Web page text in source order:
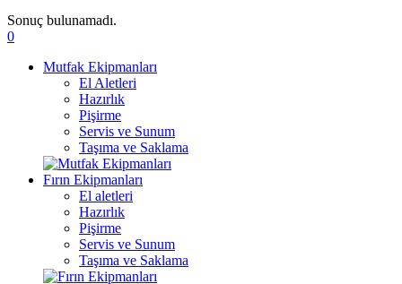
Sonuç bulunamadı.
0
Mutfak Ekipmanları
El Aletleri
Hazırlık
Pişirme
Servis ve Sunum
Taşıma ve Saklama
Fırın Ekipmanları
El aletleri
Hazırlık
Pişirme
Servis ve Sunum
Taşıma ve Saklama